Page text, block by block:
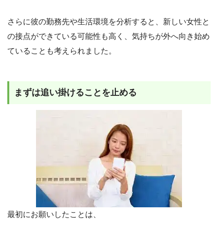
さらに彼の勤務先や生活環境を分析すると、新しい女性と
の接点ができている可能性も高く、気持ちが外へ向き始め
ていることも考えられました。
まずは追い掛けることを止める
最初にお願いしたことは、